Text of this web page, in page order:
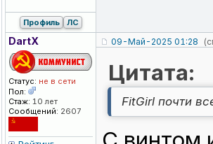
Профиль ЛС
DartX
Статус: не в сети
Пол:
Стаж: 10 лет
Сообщений: 2607
09-Май-2025 01:28
Цитата:
FitGirl почти